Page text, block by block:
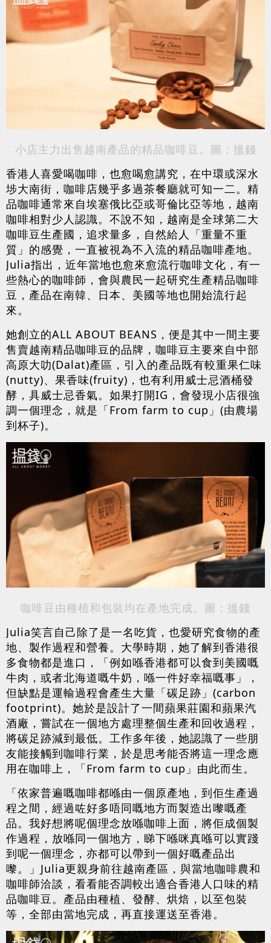
小店主力出售越南產品的精品咖啡豆。圖：搵錢
香港人喜愛喝咖啡，也愈喝愈講究，在中環或深水
埗大南街，咖啡店幾乎多過茶餐廳就可知一二。精
品咖啡通常來自埃塞俄比亞或哥倫比亞等地，越南
咖啡相對少人認識。不說不知，越南是全球第二大
咖啡豆生產國，追求量多，自然給人「重量不重
質」的感覺，一直被視為不入流的精品咖啡產地。
Julia指出，近年當地也愈來愈流行咖啡文化，有一
些熱心的咖啡師，會與農民一起研究生產精品咖啡
豆，產品在南韓、日本、美國等地也開始流行起
來。
她創立的ALL ABOUT BEANS，便是其中一間主要
售賣越南精品咖啡豆的品牌，咖啡豆主要來自中部
高原大叻(Dalat)產區，引入的產品既有較重果仁味
(nutty)、果香味(fruity)，也有利用威士忌酒桶發
酵，具威士忌香氣。如果打開IG，會發現小店很強
調一個理念，就是「From farm to cup」(由農場
到杯子)。
咖啡豆由種植和包裝均在產地完成。圖：搵錢
Julia笑言自己除了是一名吃貨，也愛研究食物的產
地、製作過程和營養。大學時期，她了解到香港很
多食物都是進口，「例如喺香港都可以食到美國嘅
牛肉，或者北海道嘅牛奶，喺一件好幸福嘅事」，
但缺點是運輸過程會產生大量「碳足跡」(carbon
footprint)。她於是設計了一間蘋果莊園和蘋果汽
酒廠，嘗試在一個地方處理整個生產和回收過程，
將碳足跡減到最低。工作多年後，她認識了一些朋
友能接觸到咖啡行業，於是思考能否將這一理念應
用在咖啡上，「From farm to cup」由此而生。
「依家普遍嘅咖啡都喺由一個原產地，到佢生產過
程之間，經過咗好多唔同嘅地方而製造出嚟嘅產
品。我好想將呢個理念放喺咖啡上面，將佢成個製
作過程，放喺同一個地方，睇下喺咪真喺可以實踐
到呢一個理念，亦都可以帶到一個好嘅產品出
嚟。」Julia更親身前往越南產區，與當地咖啡農和
咖啡師洽談，看看能否調較出適合香港人口味的精
品咖啡豆。產品由種植、發酵、烘焙，以至包裝
等，全部由當地完成，再直接運送至香港。